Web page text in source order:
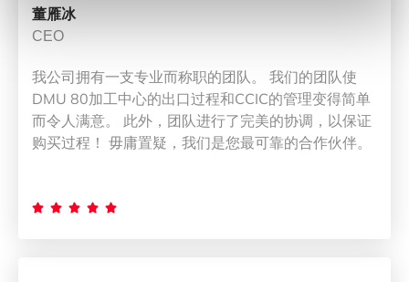
董雁冰
CEO
我公司拥有一支专业而称职的团队。 我们的团队使
DMU 80加工中心的出口过程和CCIC的管理变得简单
而令人满意。 此外，团队进行了完美的协调，以保证
购买过程！ 毋庸置疑，我们是您最可靠的合作伙伴。
    